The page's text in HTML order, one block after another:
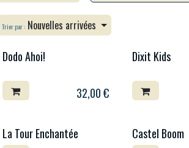
Trier par : Nouvelles arrivées
Dodo Ahoi!
32,00€
Dixit Kids
La Tour Enchantée
Castel Boom